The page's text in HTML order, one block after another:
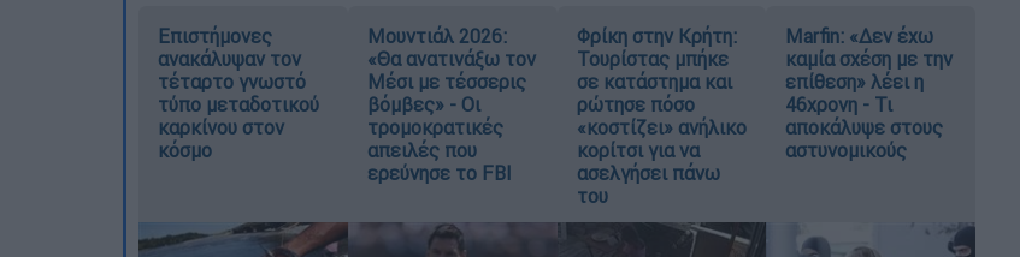
Επιστήμονες
ανακάλυψαν τον
τέταρτο γνωστό
τύπο μεταδοτικού
καρκίνου στον
κόσμο
Μουντιάλ 2026:
«Θα ανατινάξω τον
Μέσι με τέσσερις
βόμβες» - Οι
τρομοκρατικές
απειλές που
ερεύνησε το FBI
Φρίκη στην Κρήτη:
Τουρίστας μπήκε
σε κατάστημα και
ρώτησε πόσο
«κοστίζει» ανήλικο
κορίτσι για να
ασελγήσει πάνω
του
Marfin: «Δεν έχω
καμία σχέση με την
επίθεση» λέει η
46χρονη - Τι
αποκάλυψε στους
αστυνομικούς